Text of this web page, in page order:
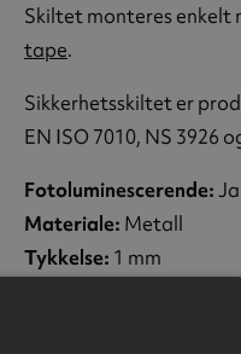
Skiltet monteres enkelt
tape.
Sikkerhetsskiltet er
EN ISO 7010, NS 3926
Fotoluminescerende:
Materiale: Metall
Tykkelse: 1 mm
NS-EN